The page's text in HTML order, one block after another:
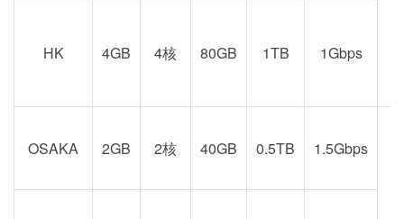
HK 4GB 4核 80GB 1TB 1Gbps
OSAKA 2GB 2核 40GB 0.5TB
1.5Gbps